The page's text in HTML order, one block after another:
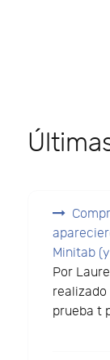
Minitab
Por
realizado
prueba t